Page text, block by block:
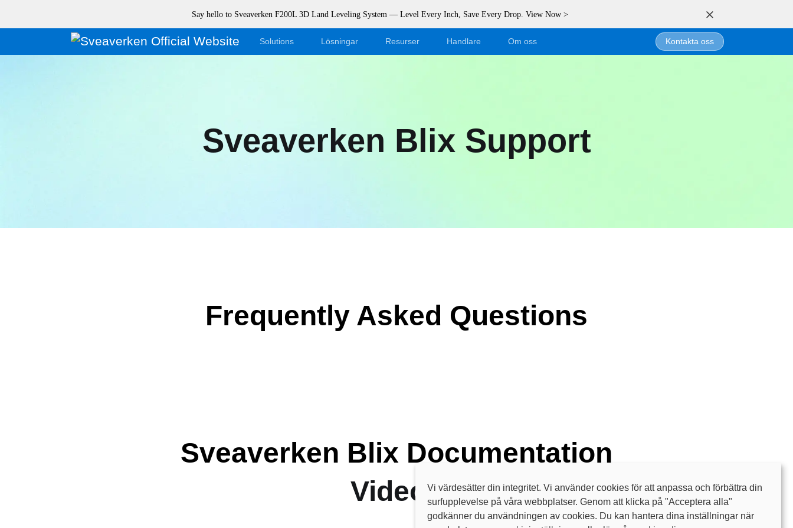
Say hello to Sveaverken F200L 3D Land Leveling System — Level Every Inch, Save Every Drop. View Now >
Solutions Lösningar Resurser
Stöd
Handlare
Dealer Portal
Om oss Kontakta oss
Sveaverken Blix Support
Frequently Asked Questions
Sveaverken Blix Documentation
VideosVi värdesätter din integritet. Vi använder cookies för att anpassa och förbättra din
surfupplevelse på våra webbplatser. Genom att klicka på "Acceptera alla"
godkänner du användningen av cookies. Du kan hantera dina inställningar när